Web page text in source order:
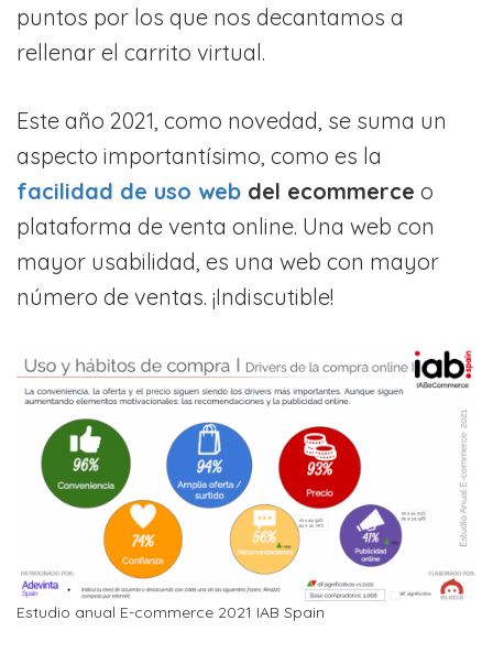
puntos por los que nos decantamos a
rellenar el carrito virtual.
Este año 2021, como novedad, se suma un
aspecto importantísimo, como es la
facilidad de uso web del ecommerce o
plataforma de venta online. Una web con
mayor usabilidad, es una web con mayor
número de ventas. ¡Indiscutible!
Estudio anual E-commerce 2021 IAB Spain